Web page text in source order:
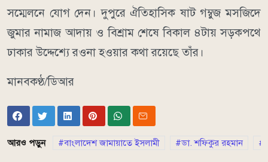
সম্মেলনে যোগ দেন। দুপুরে ঐতিহাসিক ষাট গম্বুজ মসজিদে
জুমার নামাজ আদায় ও বিশ্রাম শেষে বিকাল ৪টায় সড়কপথে
ঢাকার উদ্দেশ্যে রওনা হওয়ার কথা রয়েছে তাঁর।
মানবকণ্ঠ/ডিআর
আরও পড়ুন বাংলাদেশ জামায়াতে ইসলামী ডা. শফিকুর রহমান